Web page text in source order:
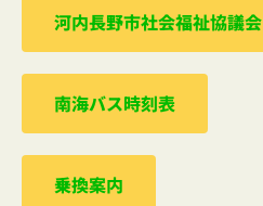
河内⻑野市社会福祉協議会
南海バス時刻表
乗換案内